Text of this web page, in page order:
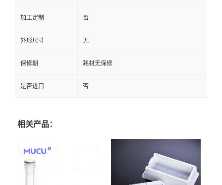
加工定制 否
外形尺寸 无
保修期 耗材无保修
是否进口 否
相关产品：